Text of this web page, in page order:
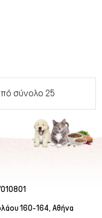
σύνολο 25
160-164, Αθήνα